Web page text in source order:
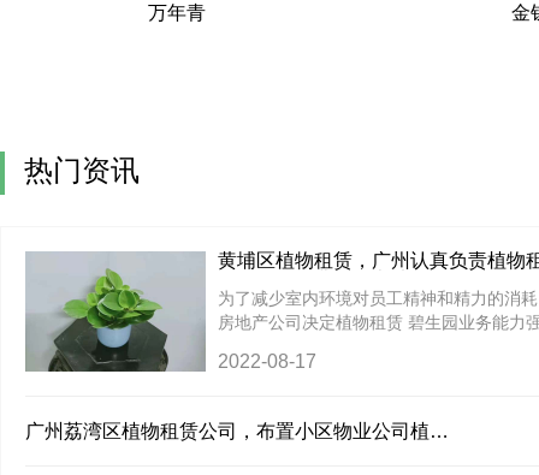
万年青 金
热门资讯
黄埔区植物租赁，广州认真负责植物
为了减少室内环境对员工精神和精力的消
房地产公司决定植物租赁 碧生园业务能力
护要求。因而很多房地产公司都会找认真
2022-08-17
广州荔湾区植物租赁公司，布置小区物业公司植物